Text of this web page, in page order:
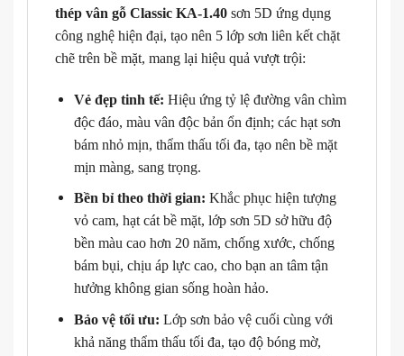
thép vân gỗ Classic KA-1.40 sơn 5D ứng dụng
công nghệ hiện đại, tạo nên 5 lớp sơn liên kết chặt
chẽ trên bề mặt, mang lại hiệu quả vượt trội:
Vẻ đẹp tinh tế: Hiệu ứng tỷ lệ đường vân chìm
độc đáo, màu vân độc bản ổn định; các hạt sơn
bám nhỏ mịn, thẩm thấu tối đa, tạo nên bề mặt
mịn màng, sang trọng.
Bền bỉ theo thời gian: Khắc phục hiện tượng
vỏ cam, hạt cát bề mặt, lớp sơn 5D sở hữu độ
bền màu cao hơn 20 năm, chống xước, chống
bám bụi, chịu áp lực cao, cho bạn an tâm tận
hưởng không gian sống hoàn hảo.
Bảo vệ tối ưu: Lớp sơn bảo vệ cuối cùng với
khả năng thẩm thấu tối đa, tạo độ bóng mờ,